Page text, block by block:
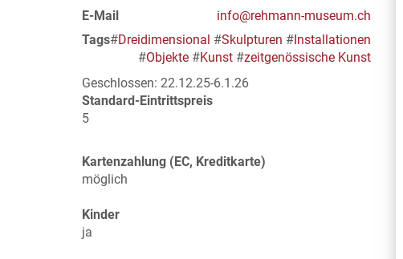
E-Mail
info@rehmann-museum.ch
Tags#Dreidimensional #Skulpturen #Installationen
#Objekte #Kunst #zeitgenössische Kunst
Geschlossen: 22.12.25-6.1.26
Standard-Eintrittspreis
5
Kartenzahlung (EC, Kreditkarte)
möglich
Kinder
ja